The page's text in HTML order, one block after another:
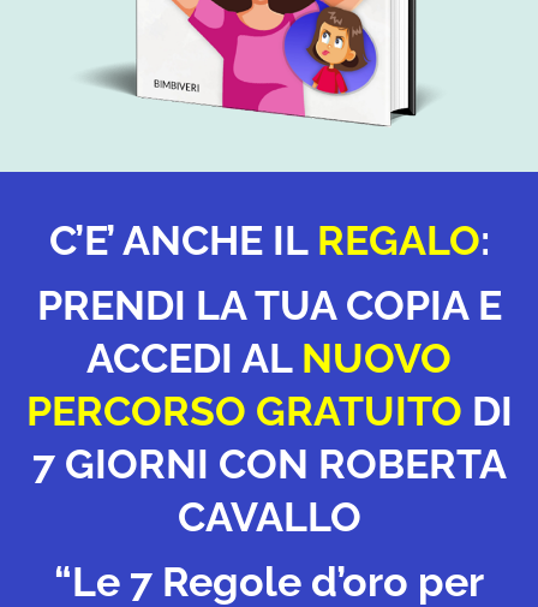
C’E’ ANCHE IL REGALO:
PRENDI LA TUA COPIA E
ACCEDI AL NUOVO
PERCORSO GRATUITO DI
7 GIORNI CON ROBERTA
CAVALLO
“Le 7 Regole d’oro per